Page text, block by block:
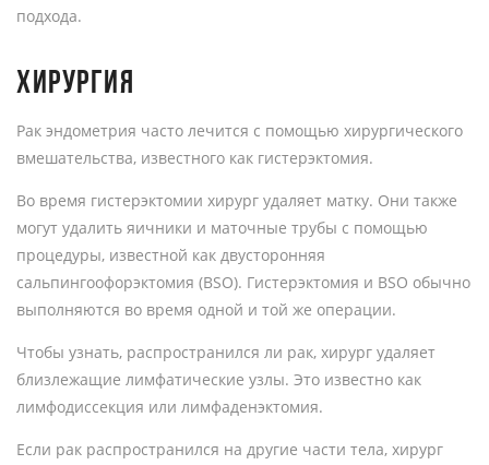
подхода.
ХИРУРГИЯ
Рак эндометрия часто лечится с помощью хирургического
вмешательства, известного как гистерэктомия.
Во время гистерэктомии хирург удаляет матку. Они также
могут удалить яичники и маточные трубы с помощью
процедуры, известной как двусторонняя
сальпингоофорэктомия (BSO). Гистерэктомия и BSO обычно
выполняются во время одной и той же операции.
Чтобы узнать, распространился ли рак, хирург удаляет
близлежащие лимфатические узлы. Это известно как
лимфодиссекция или лимфаденэктомия.
Если рак распространился на другие части тела, хирург